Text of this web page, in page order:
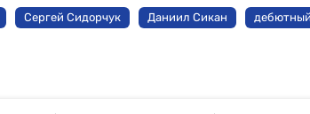
Сергей Сидорчук Даниил Сикан